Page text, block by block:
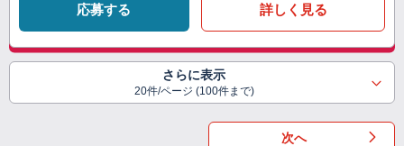
応募する 詳しく見る
さらに表示
20件/ページ (100件まで)
次へ